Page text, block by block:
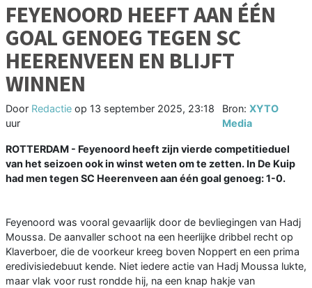
FEYENOORD HEEFT AAN ÉÉN
GOAL GENOEG TEGEN SC
HEERENVEEN EN BLIJFT
WINNEN
Door Redactie op 13 september 2025, 23:18
uur
Bron: XYTO
Media
ROTTERDAM - Feyenoord heeft zijn vierde competitieduel
van het seizoen ook in winst weten om te zetten. In De Kuip
had men tegen SC Heerenveen aan één goal genoeg: 1-0.
Feyenoord was vooral gevaarlijk door de bevliegingen van Hadj
Moussa. De aanvaller schoot na een heerlijke dribbel recht op
Klaverboer, die de voorkeur kreeg boven Noppert en een prima
eredivisiedebuut kende. Niet iedere actie van Hadj Moussa lukte,
maar vlak voor rust rondde hij, na een knap hakje van